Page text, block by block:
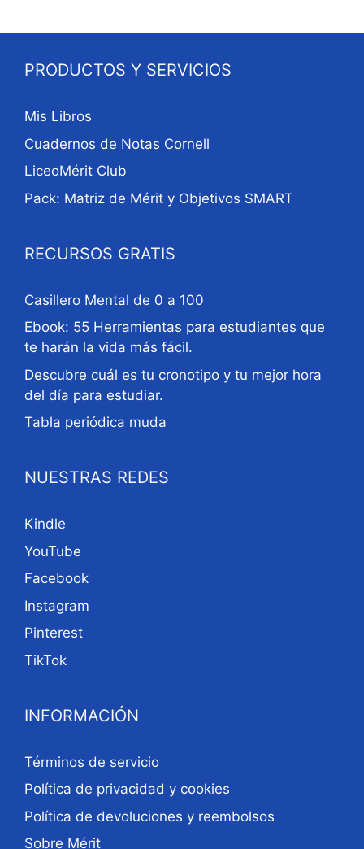
PRODUCTOS Y SERVICIOS
Mis Libros
Cuadernos de Notas Cornell
LiceoMérit Club
Pack: Matriz de Mérit y Objetivos SMART
RECURSOS GRATIS
Casillero Mental de 0 a 100
Ebook: 55 Herramientas para estudiantes que
te harán la vida más fácil.
Descubre cuál es tu cronotipo y tu mejor hora
del día para estudiar.
Tabla periódica muda
NUESTRAS REDES
Kindle
YouTube
Facebook
Instagram
Pinterest
TikTok
INFORMACIÓN
Términos de servicio
Política de privacidad y cookies
Política de devoluciones y reembolsos
Sobre Mérit